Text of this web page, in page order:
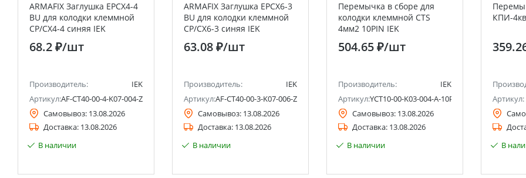
ARMAFIX Заглушка EPCX4-4
BU для колодки клеммной
CP/CX4-4 синяя IEK
68.2 ₽/шт
Производитель:
IEK
Артикул:AF-CT40-00-4-K07-004-ZGL
Самовывоз: 13.08.2026
Доставка: 13.08.2026
В наличии
ARMAFIX Заглушка EPCX6-3
BU для колодки клеммной
CP/CX6-3 синяя IEK
63.08 ₽/шт
Производитель:
IEK
Артикул:AF-CT40-00-3-K07-006-ZGL
Самовывоз: 13.08.2026
Доставка: 13.08.2026
В наличии
Перемычка в сборе для
колодки клеммной CTS
4мм2 10PIN IEK
504.65 ₽/шт
Производитель:
IEK
Артикул:YCT10-00-K03-004-A-10P
Самовывоз: 13.08.2026
Доставка: 13.08.2026
В наличии
КПИ-
Артикул:
В